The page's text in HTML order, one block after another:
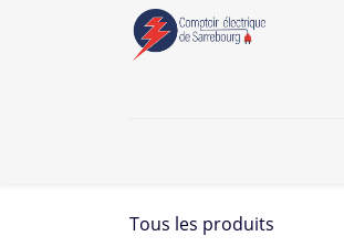
Tous les produits